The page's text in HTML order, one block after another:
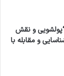
و نقش
و مقابله با